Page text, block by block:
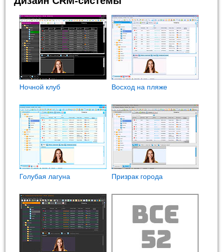
Ночной клуб Восход на пляже
Голубая лагуна Призрак города